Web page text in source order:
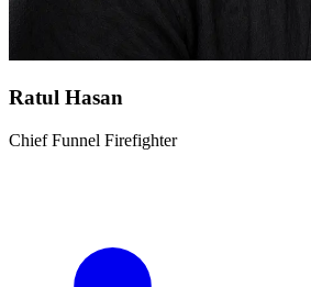
Ratul Hasan
Chief Funnel Firefighter